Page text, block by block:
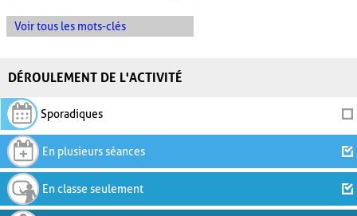
Voir tous les mots-clés
DÉROULEMENT DE L'ACTIVITÉ
Sporadiques
En plusieurs séances
En classe seulement